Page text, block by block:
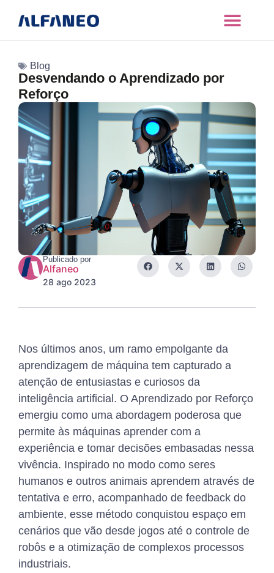
Blog
Desvendando o Aprendizado por
Reforço
Publicado por
Alfaneo
28 ago 2023
Nos últimos anos, um ramo empolgante da
aprendizagem de máquina tem capturado a
atenção de entusiastas e curiosos da
inteligência artificial. O Aprendizado por Reforço
emergiu como uma abordagem poderosa que
permite às máquinas aprender com a
experiência e tomar decisões embasadas nessa
vivência. Inspirado no modo como seres
humanos e outros animais aprendem através de
tentativa e erro, acompanhado de feedback do
ambiente, esse método conquistou espaço em
cenários que vão desde jogos até o controle de
robôs e a otimização de complexos processos
industriais.